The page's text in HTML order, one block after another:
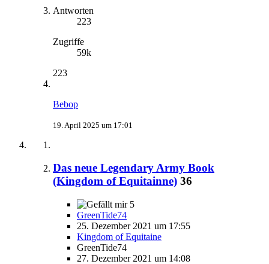
Antworten
223
Zugriffe
59k
223
Bebop
19. April 2025 um 17:01
Das neue Legendary Army Book
(Kingdom of Equitainne) 36
5
GreenTide74
25. Dezember 2021 um 17:55
Kingdom of Equitaine
GreenTide74
27. Dezember 2021 um 14:08